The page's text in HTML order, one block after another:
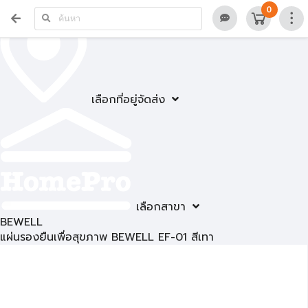
เลือกที่อยู่จัดส่ง
เลือกสาขา
0
BEWELL
แผ่นรองยืนเพื่อสุขภาพ BEWELL EF-01 สีเทา